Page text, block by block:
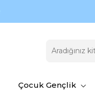
Çocuk Gençlik